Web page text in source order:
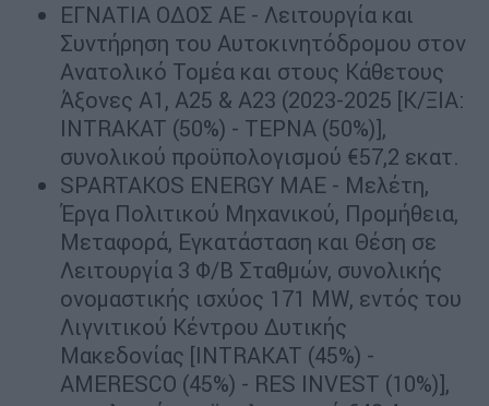
ΕΓΝΑΤΙΑ ΟΔΟΣ ΑΕ - Λειτουργία και
Συντήρηση του Αυτοκινητόδρομου στον
Ανατολικό Τομέα και στους Κάθετους
Άξονες Α1, Α25 & Α23 (2023-2025 [Κ/ΞΙΑ:
INTRAKAT (50%) - ΤΕΡΝΑ (50%)],
συνολικού προϋπολογισμού €57,2 εκατ.
SPARTAKOS ENERGY ΜΑΕ - Μελέτη,
Έργα Πολιτικού Μηχανικού, Προμήθεια,
Μεταφορά, Εγκατάσταση και Θέση σε
Λειτουργία 3 Φ/Β Σταθμών, συνολικής
ονομαστικής ισχύος 171 MW, εντός του
Λιγνιτικού Κέντρου Δυτικής
Μακεδονίας [INTRAKAT (45%) -
ΑΜΕRΕSCO (45%) - RES INVEST (10%)],